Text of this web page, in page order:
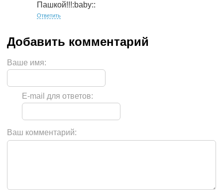
Пашкой!!!:baby::
Ответить
Ваше имя:
E-mail для ответов:
Ваш комментарий: